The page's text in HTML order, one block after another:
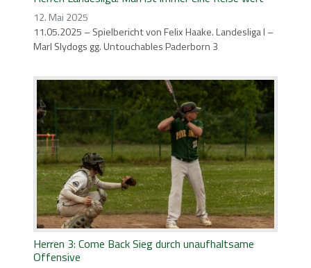
12. Mai 2025
11.05.2025 – Spielbericht von Felix Haake. Landesliga I –
Marl Slydogs gg. Untouchables Paderborn 3
Herren 3: Come Back Sieg durch unaufhaltsame
Offensive